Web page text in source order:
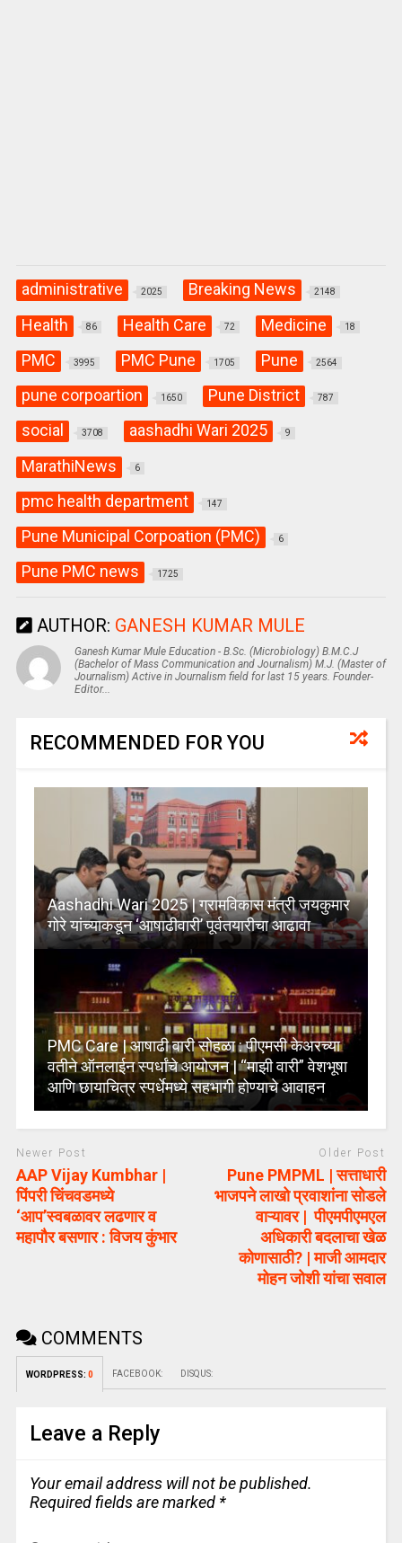
administrative 2025 Breaking News 2148
Health 86 Health Care 72 Medicine 18
PMC 3995 PMC Pune 1705 Pune 2564
pune corpoartion 1650 Pune District 787
social 3708 aashadhi Wari 2025 9
MarathiNews 6
pmc health department 147
Pune Municipal Corpoation (PMC) 6
Pune PMC news 1725
AUTHOR: GANESH KUMAR MULE
Ganesh Kumar Mule Education - B.Sc. (Microbiology) B.M.C.J
(Bachelor of Mass Communication and Journalism) M.J. (Master of
Journalism) Active in Journalism field for last 15 years. Founder-
Editor...
RECOMMENDED FOR YOU
Aashadhi Wari 2025 | ग्रामविकास मंत्री जयकुमार
गोरे यांच्याकडून ‘आषाढीवारी’ पूर्वतयारीचा आढावा
PMC Care | आषाढी वारी सोहळा : पीएमसी केअरच्या
वतीने ऑनलाईन स्पर्धांचे आयोजन | “माझी वारी” वेशभूषा
आणि छायाचित्र स्पर्धेमध्ये सहभागी होण्याचे आवाहन
Newer Post
AAP Vijay Kumbhar |
पिंपरी चिंचवडमध्ये
‘आप’स्वबळावर लढणार व
महापौर बसणार : विजय कुंभार
Older Post
Pune PMPML | सत्ताधारी
भाजपने लाखो प्रवाशांना सोडले
वाऱ्यावर | पीएमपीएमएल
अधिकारी बदलाचा खेळ
कोणासाठी? | माजी आमदार
मोहन जोशी यांचा सवाल
COMMENTS
WORDPRESS: 0 FACEBOOK: DISQUS:
Leave a Reply
Your email address will not be published.
Required fields are marked *